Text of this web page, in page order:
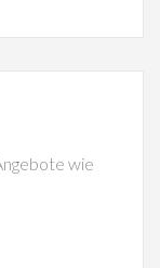
wie